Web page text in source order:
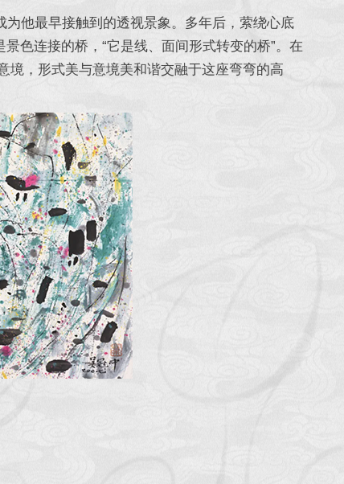
他最早接触到的透视景象。多年后，萦绕心底
色连接的桥，“它是线、面间形式转变的桥”。在
境，形式美与意境美和谐交融于这座弯弯的高